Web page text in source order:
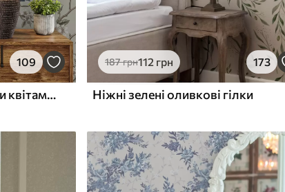
109
Гілки з птахами та білими квітами на ніжному тлі
187грн112 грн 173
Ніжні зелені оливкові гілки